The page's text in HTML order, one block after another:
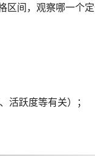
区间，观察哪一个
活跃度等有关）；